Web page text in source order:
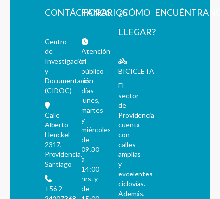
CONTÁCTANOS
Centro
de
Investigación
y
Documentación
(CIDOC)
Calle
Alberto
Henckel
2317,
Providencia,
Santiago
+56 2
HORARIOS
Atención
al
público
los
días
lunes,
martes
y
miércoles
de
09:30
a
14:00
hrs. y
de
¿CÓMO
LLEGAR?
BICICLETA
El
sector
de
Providencia
cuenta
con
calles
amplias
y
excelentes
ciclovías.
Además,